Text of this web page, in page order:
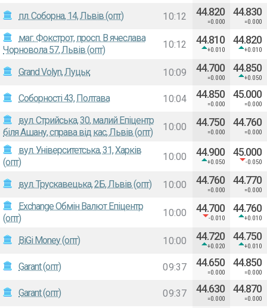
пл. Соборна, 14, Львів (опт) 10:12 44.820
=0.000
44.830
=0.000
маг. Фокстрот, просп. В ячеслава
Чорновола 57, Львів (опт)
10:12 44.810
+0.010
44.820
+0.010
Grand Volyn, Луцьк 10:09 44.700
=0.000
44.850
+0.050
Соборності 43, Полтава 10:04 44.850
=0.000
45.000
=0.000
вул. Стрийська, 30, малий Епіцентр
біля Ашану, справа від кас, Львів (опт)
10:00 44.750
=0.000
44.760
=0.000
вул. Університетська, 31, Харків
(опт)
10:00 44.900
+0.050
45.000
-0.050
вул. Трускавецька, 2Б, Львів (опт) 10:00 44.760
=0.000
44.770
=0.000
Exchange Обмін Валют Епіцентр
(опт)
10:00 44.700
-0.010
44.760
+0.010
BiGi Money (опт) 10:00 44.720
+0.020
44.750
+0.010
Garant (опт) 09:37 44.650
=0.000
44.850
=0.000
Garant (опт) 09:37 44.630
=0.000
44.870
=0.000